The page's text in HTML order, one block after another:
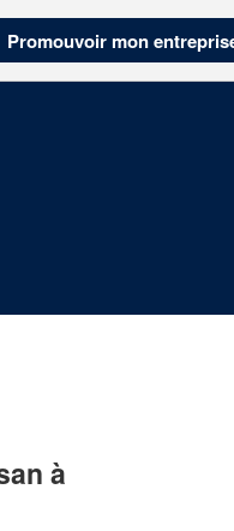
Promouvoir mon
à